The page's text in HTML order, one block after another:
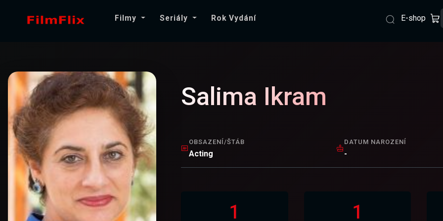
Filmy Seriály Rok Vydání E-shop
Salima Ikram
OBSAZENÍ/ŠTÁB
Acting
DATUM NAROZENÍ
-
1 1